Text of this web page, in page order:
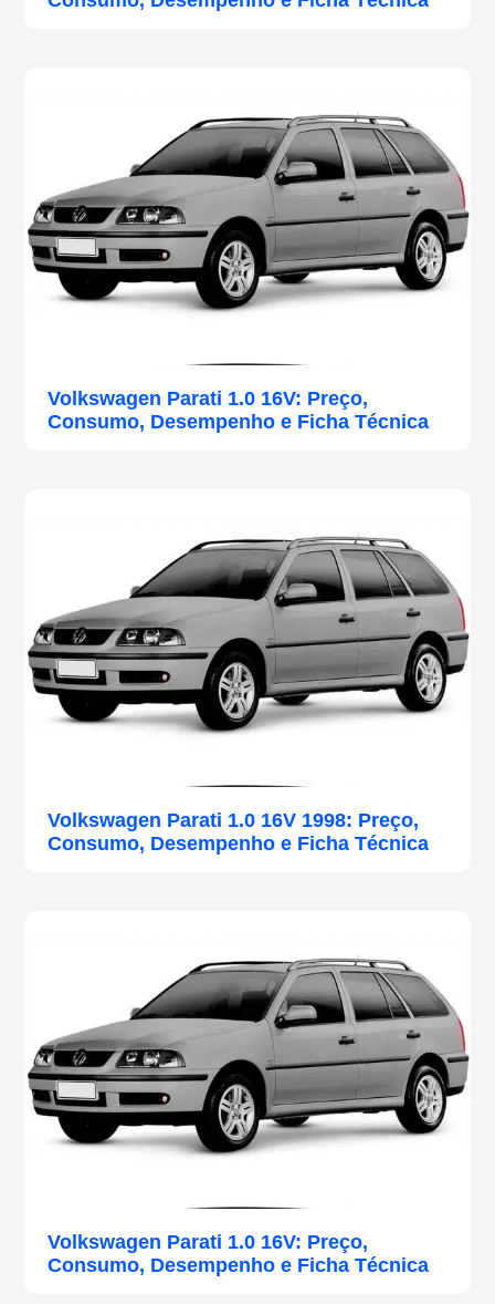
Volkswagen Parati 1.0 16V: Preço,
Consumo, Desempenho e Ficha Técnica
Volkswagen Parati 1.0 16V 1998: Preço,
Consumo, Desempenho e Ficha Técnica
Volkswagen Parati 1.0 16V: Preço,
Consumo, Desempenho e Ficha Técnica